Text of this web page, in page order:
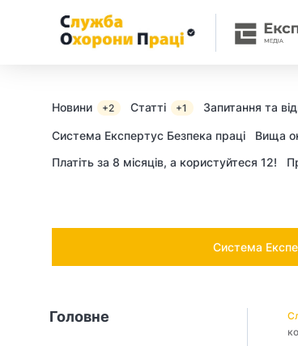
Новини +2 Статті +1 Запитання та
Cистема Експертус Безпека праці Вища
Платіть за 8 місяців, а користуйтеся 12!
Система
Головне